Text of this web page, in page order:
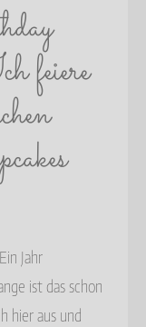
feiere
Jahr
ist das schon
hier aus und